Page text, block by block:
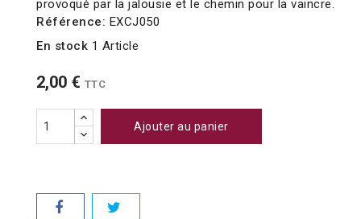
provoqué par la jalousie et le chemin pour la vaincre.
Référence: EXCJ050
En stock 1 Article
2,00 € TTC
Ajouter au panier